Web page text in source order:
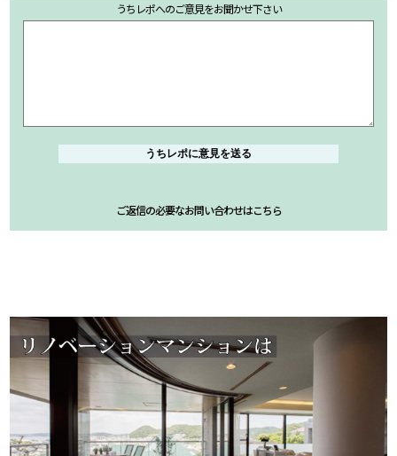
うちレポへのご意見をお聞かせ下さい
ご返信の必要なお問い合わせはこちら